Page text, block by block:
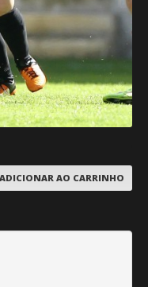
ADICIONAR AO CARRINHO